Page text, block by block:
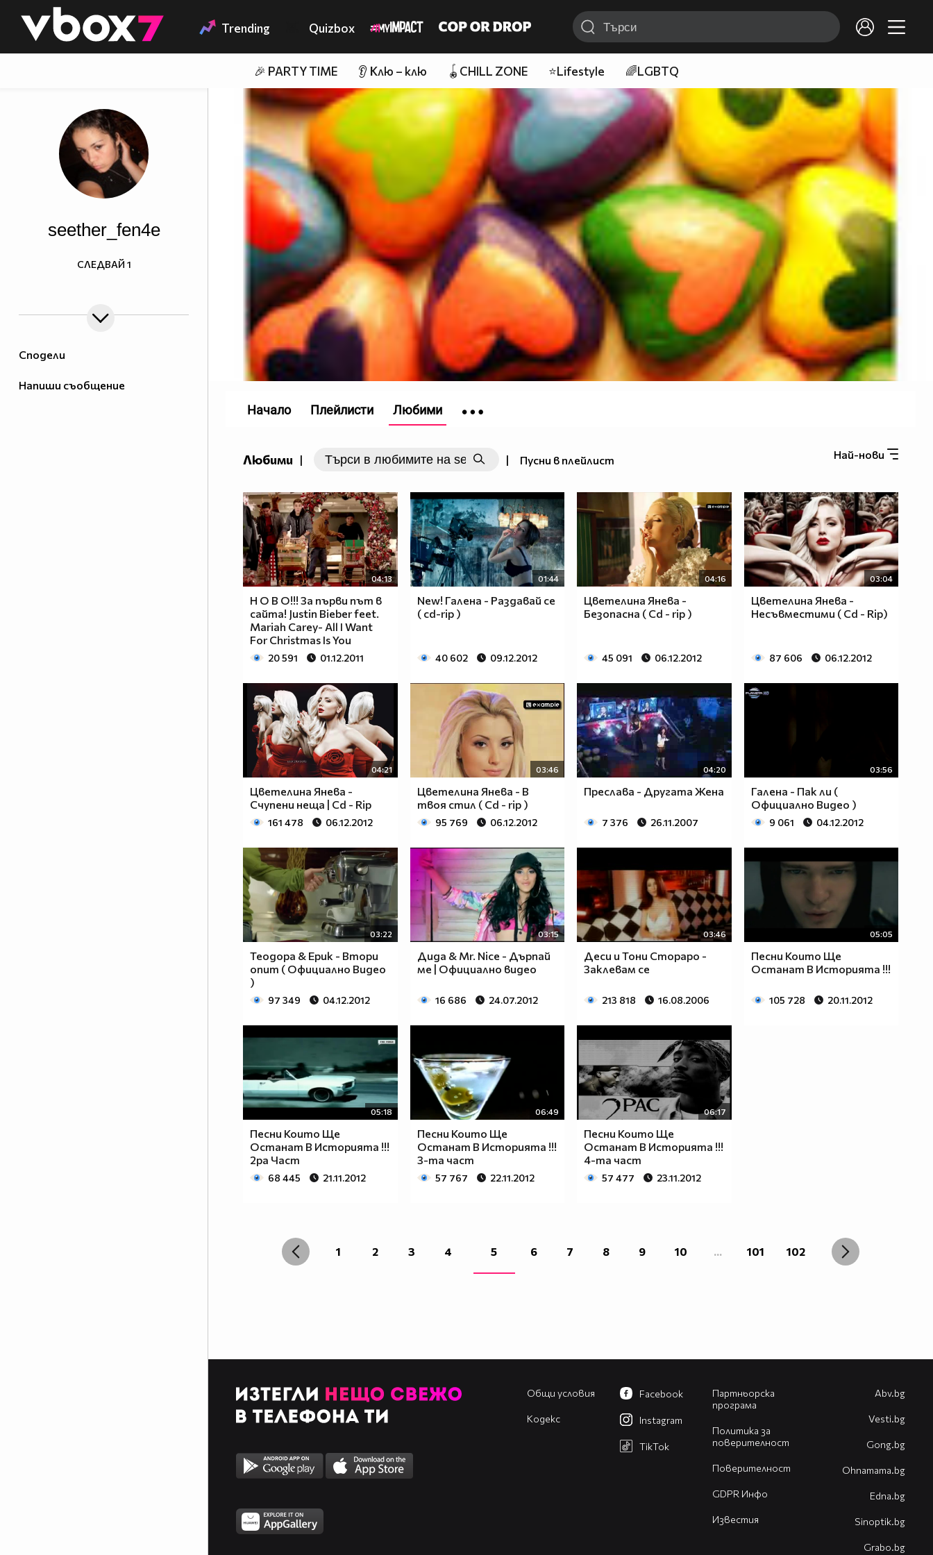
👾 Trending Quizbox
🎉 PARTY TIME 👂 Клю – клю 🪀CHILL ZONE ⭐Lifestyle 🌈LGBTQ
Сподели
Напиши съобщение
seether_fen4e
СЛЕДВАЙ 1
Любими | | Пусни в плейлист Най-нови
04:13
Н О В О!!! За първи път в
сайта! Justin Bieber feet.
Mariah Carey- All I Want
For Christmas Is You
20 591 01.12.2011
01:44
New! Галена - Раздавай се
( cd-rip )
40 602 09.12.2012
04:16
Цветелина Янева -
Безопасна ( Cd - rip )
45 091 06.12.2012
03:04
Цветелина Янева -
Несъвместими ( Cd - Rip)
87 606 06.12.2012
04:21
Цветелина Янева -
Счупени неща | Cd - Rip
161 478 06.12.2012
03:46
Цветелина Янева - В
твоя стил ( Cd - rip )
95 769 06.12.2012
04:20
Преслава - Другата Жена
7 376 26.11.2007
03:56
Галена - Пак ли (
Официално Видео )
9 061 04.12.2012
03:22
Теодора & Ерик - Втори
опит ( Официално Видео
)
97 349 04.12.2012
03:15
Дида & Mr. Nice - Дърпай
ме | Официално видео
16 686 24.07.2012
03:46
Деси и Тони Стораро -
Заклевам се
213 818 16.08.2006
05:05
Песни Които Ще
Останат В Историята !!!
105 728 20.11.2012
05:18
Песни Които Ще
Останат В Историята !!!
2ра Част
68 445 21.11.2012
06:49
Песни Които Ще
Останат В Историята !!!
3-та част
57 767 22.11.2012
06:17
Песни Които Ще
Останат В Историята !!!
4-та част
57 477 23.11.2012
1 2 3 4 5 6 7 8 9 10 ... 101 102
Начало Плейлисти Любими
Общи условия
Кодекс
Партньорска
програма
Политика за
поверителност
Поверителност
GDPR Инфо
Известия
Facebook
Instagram
TikTok
Abv.bg
Vesti.bg
Gong.bg
Оhnamama.bg
Edna.bg
Sinoptik.bg
Grabo.bg